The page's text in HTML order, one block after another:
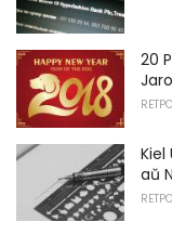
20
Kiel
aŭ